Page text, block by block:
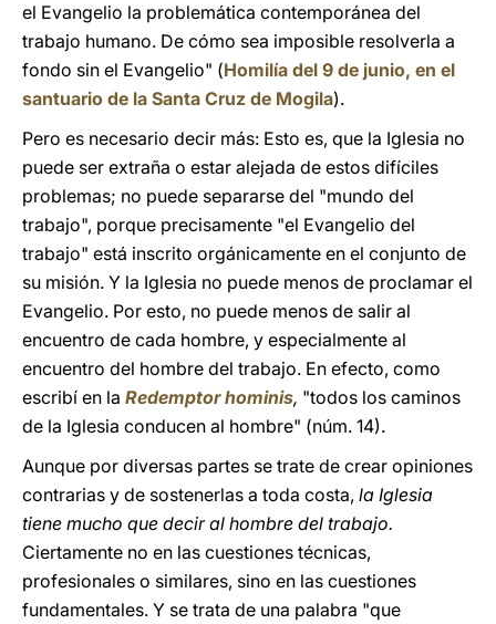
el Evangelio la problemática contemporánea del
trabajo humano. De cómo sea imposible resolverla a
fondo sin el Evangelio" (Homilía del 9 de junio, en el
santuario de la Santa Cruz de Mogila).
Pero es necesario decir más: Esto es, que la Iglesia no
puede ser extraña o estar alejada de estos difíciles
problemas; no puede separarse del "mundo del
trabajo", porque precisamente "el Evangelio del
trabajo" está inscrito orgánicamente en el conjunto de
su misión. Y la Iglesia no puede menos de proclamar el
Evangelio. Por esto, no puede menos de salir al
encuentro de cada hombre, y especialmente al
encuentro del hombre del trabajo. En efecto, como
escribí en la Redemptor hominis, "todos los caminos
de la Iglesia conducen al hombre" (núm. 14).
Aunque por diversas partes se trate de crear opiniones
contrarias y de sostenerlas a toda costa, la Iglesia
tiene mucho que decir al hombre del trabajo.
Ciertamente no en las cuestiones técnicas,
profesionales o similares, sino en las cuestiones
fundamentales. Y se trata de una palabra "que